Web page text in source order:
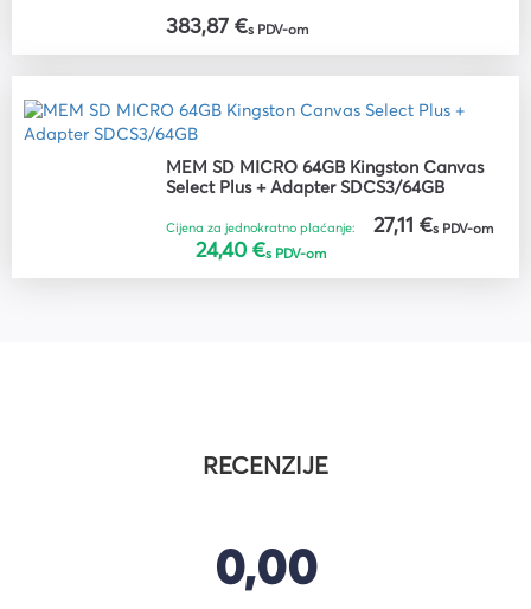
383,87 €s PDV-om
MEM SD MICRO 64GB Kingston Canvas
Select Plus + Adapter SDCS3/64GB
Cijena za jednokratno plaćanje:
24,40 €s PDV-om
27,11 €s PDV-om
RECENZIJE
0,00